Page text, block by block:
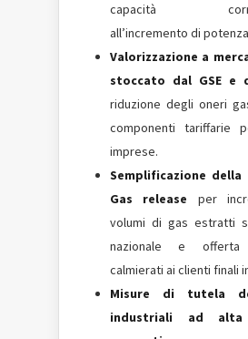
capacità
all’incremento di
Valorizzazione a
stoccato dal GSE e
riduzione degli oneri
componenti tariffarie
imprese.
Semplificazione della
Gas release per
volumi di gas estratti
nazionale e
calmierati ai clienti finali
Misure di tutela
industriali ad alta